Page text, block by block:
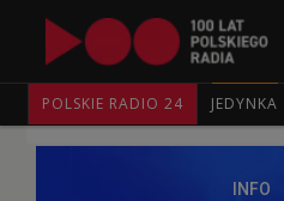
POLSKIE RADIO 24 JEDYNKA
INFO